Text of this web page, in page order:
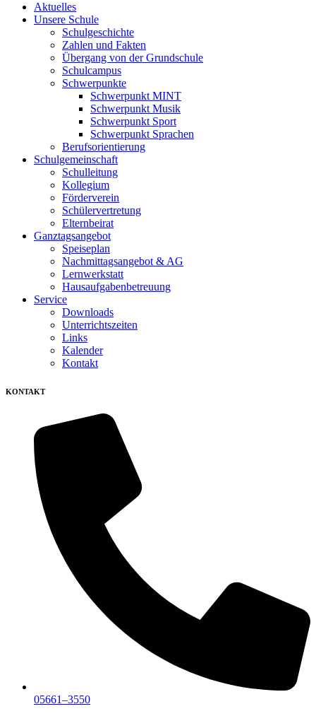
Aktuelles
Unsere Schule
Schulgeschichte
Zahlen und Fakten
Übergang von der Grundschule
Schulcampus
Schwerpunkte
Schwerpunkt MINT
Schwerpunkt Musik
Schwerpunkt Sport
Schwerpunkt Sprachen
Berufsorientierung
Schulgemeinschaft
Schulleitung
Kollegium
Förderverein
Schülervertretung
Elternbeirat
Ganztagsangebot
Speiseplan
Nachmittagsangebot & AG
Lernwerkstatt
Hausaufgabenbetreuung
Service
Downloads
Unterrichtszeiten
Links
Kalender
Kontakt
KONTAKT
05661–3550